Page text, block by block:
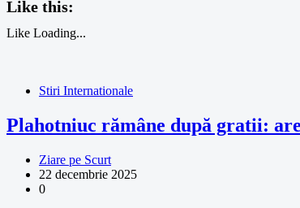
Like this:
Like Loading...
Stiri Internationale
Plahotniuc rămâne după gratii:
Ziare pe Scurt
22 decembrie 2025
0